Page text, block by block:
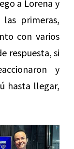
a Lorena y
primeras,
con varios
respuesta, si
y
hasta llegar,